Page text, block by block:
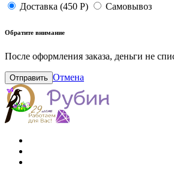
Доставка (450 Р) Самовывоз
Обратите внимание
После оформления заказа, деньги не
Отправить Отмена